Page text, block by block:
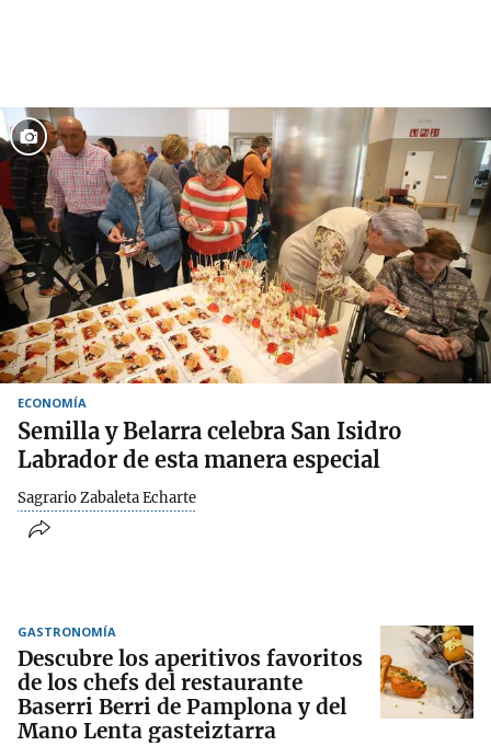
ECONOMÍA
Semilla y Belarra celebra San Isidro
Labrador de esta manera especial
Sagrario Zabaleta Echarte
GASTRONOMÍA
Descubre los aperitivos favoritos
de los chefs del restaurante
Baserri Berri de Pamplona y del
Mano Lenta gasteiztarra